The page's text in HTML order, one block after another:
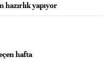
hazırlık yapıyor
hafta